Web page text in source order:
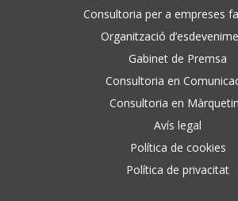
Consultoria per a empreses
Organització
Gabinet de Premsa
Consultoria en
Consultoria en
Avís legal
Política de cookies
Política de privacitat